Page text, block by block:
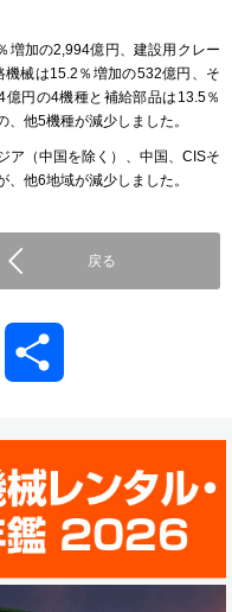
増加の2,994億円、建設用クレー
械は15.2％増加の532億円、そ
円の4機種と補給部品は13.5％
他5機種が減少しました。
ア（中国を除く）、中国、CISそ
他6地域が減少しました。
戻る